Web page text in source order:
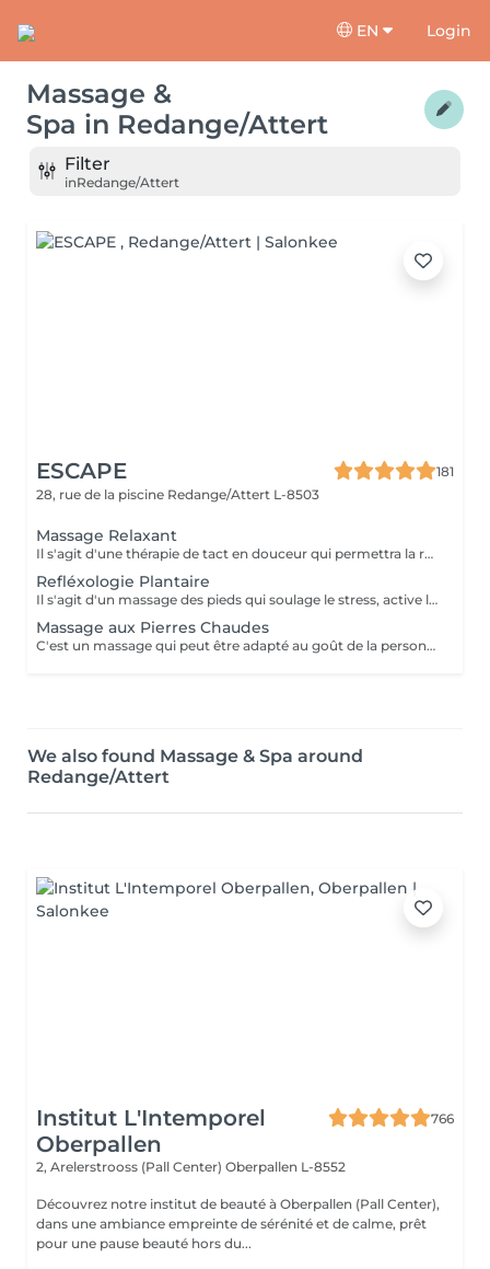
EN Login
Massage &
Spa in Redange/Attert
Filter
inRedange/Attert
ESCAPE
181
28, rue de la piscine Redange/Attert L-8503
Massage Relaxant
Il s'agit d'une thérapie de tact en douceur qui permettra la relaxation du corps. Cette technique est conseillée aux personnes qui veulent se débarrasser du stress du quotidien. BÉNÉFICES DU MASSAGE RELAXANT Favorise un sommeil plus profond ainsi qu'un état de bien-être, de paix, de calme et d'équilibre. Diminue les gènes localisés à plusieurs endroits du corps et décharge les zones qui sont chargées en tension Si votre souhait est de sortir de la routine journalière, alors le massage relaxant est fait pour vous.
Refléxologie Plantaire
Il s'agit d'un massage des pieds qui soulage le stress, active la circulation corporelle et le système immunitaire. Cette méthode est contre-indiquée aux femmes enceintes. BÉNÉFICES DE LA RÉFLEXOLOGIE PODALE Promeut la relaxation et soulage le stress. Améliore la circulation sanguine en activant le système immunitaire. Les pieds sont une zone du corps souvent oubliée et maltraitée alors que grâce à eux nous avançons sur le long chemin de la vie qui nous mène à nos buts, à nos rêves ; il serait donc bon de les chouchouter eux aussi.
Massage aux Pierres Chaudes
C'est un massage qui peut être adapté au goût de la personne en termes de pression , puisqu'il peut être effectué en douceur comme un massage relaxant ou il peut-être travaillé à un niveau plus profond, en décontractant les muscles, toujours avec l'utilisation de nos Pierres Chaudes sacrées.
We also found Massage & Spa around
Redange/Attert
Institut L'Intemporel
Oberpallen
766
2, Arelerstrooss (Pall Center) Oberpallen L-8552
Découvrez notre institut de beauté à Oberpallen (Pall Center),
dans une ambiance empreinte de sérénité et de calme, prêt
pour une pause beauté hors du...